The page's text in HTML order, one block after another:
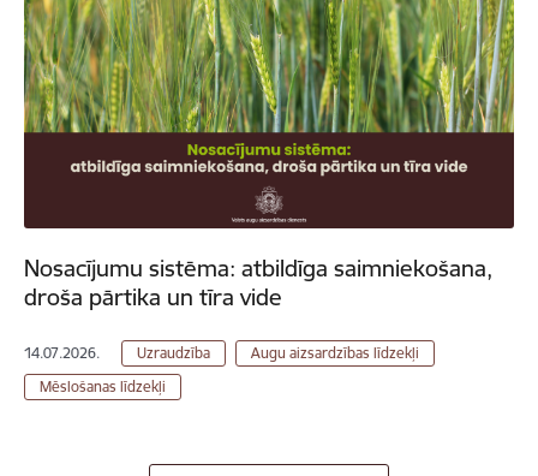
Nosacījumu sistēma: atbildīga saimniekošana,
droša pārtika un tīra vide
14.07.2026. Uzraudzība
Augu aizsardzības līdzekļi
Mēslošanas līdzekļi